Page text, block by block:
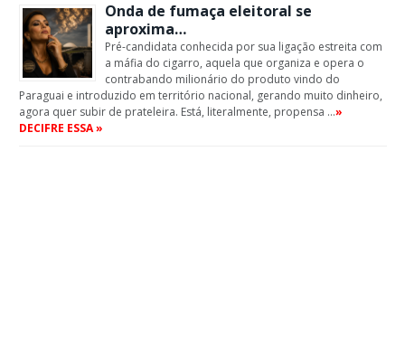
Onda de fumaça eleitoral se
aproxima…
Pré-candidata conhecida por sua ligação estreita com
a máfia do cigarro, aquela que organiza e opera o
contrabando milionário do produto vindo do
Paraguai e introduzido em território nacional, gerando muito dinheiro,
agora quer subir de prateleira. Está, literalmente, propensa …»
DECIFRE ESSA »